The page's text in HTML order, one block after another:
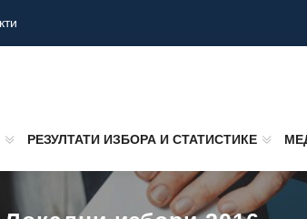
РЕЗУЛТАТИ ИЗБОРА И СТАТИСТИКЕ